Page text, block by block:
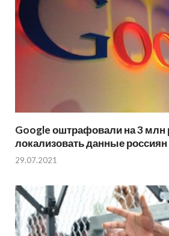
Google оштрафовали на 3 млн
локализовать данные
29.07.2021